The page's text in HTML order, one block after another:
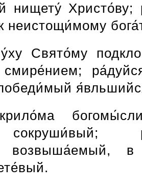
нищету́ Христо́ву;
неистощи́мому
Свято́му
возвыша́емый, в